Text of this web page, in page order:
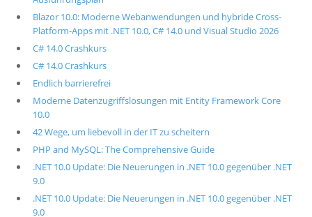
Blazor 10.0: Moderne Webanwendungen und hybride Cross-
Platform-Apps mit .NET 10.0, C# 14.0 und Visual Studio 2026
C# 14.0 Crashkurs
C# 14.0 Crashkurs
Endlich barrierefrei
Moderne Datenzugriffslösungen mit Entity Framework Core
10.0
42 Wege, um liebevoll in der IT zu scheitern
PHP and MySQL: The Comprehensive Guide
.NET 10.0 Update: Die Neuerungen in .NET 10.0 gegenüber .NET
9.0
.NET 10.0 Update: Die Neuerungen in .NET 10.0 gegenüber .NET
9.0